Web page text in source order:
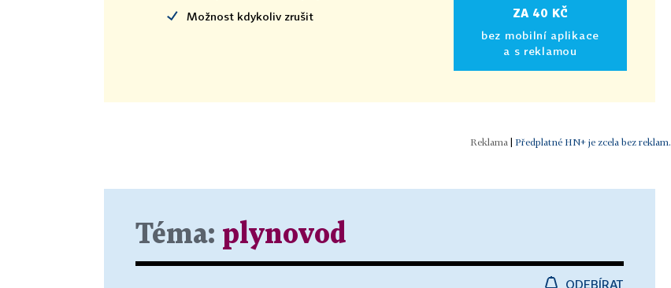
Možnost kdykoliv zrušit
ZA 40 KČ
bez mobilní aplikace
a s reklamou
| Předplatné HN+ je zcela bez reklam.
Téma: plynovod
ODEBÍRAT